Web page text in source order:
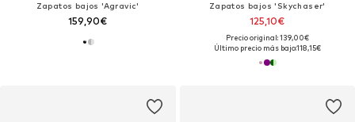
Zapatos bajos 'Agravic'
159,90€
Zapatos bajos 'Skychaser'
125,10€
Precio original: 139,00€
Último precio más bajo:118,15€